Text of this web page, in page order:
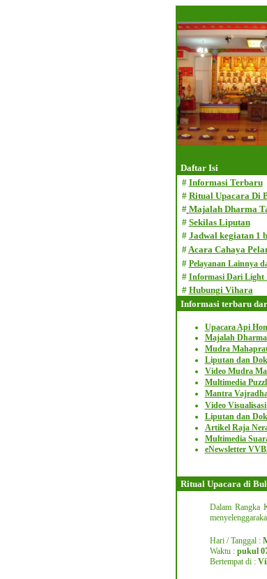
Daftar Isi
# Informasi Terbaru
# Ritual Upacara Di
# Majalah Dharma
# Sekilas Liputan
# Jadwal kegiatan 1
#Acara Cahaya
# Pelayanan Lainnya
# Informasi Dari Light
# Hubungi Vihara
Informasi terbaru
Upacara Api
Majalah
Mudra
Liputan dan
Video Mudra
Multimedia
Mantra
Video
Liputan dan
Artikel Raja
Multimedia
eNewsletter
Ritual Upacara di
Dalam Rangka
Hari / Tanggal :
Waktu : pukul
Bertempat di :